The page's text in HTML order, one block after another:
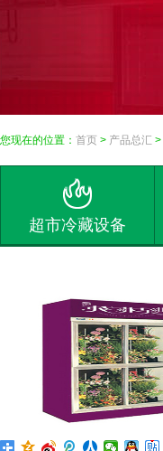
您现在的位置： 首页 > 产品总汇 >
超市冷藏设备